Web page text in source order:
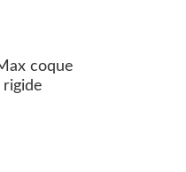
coque
rigide